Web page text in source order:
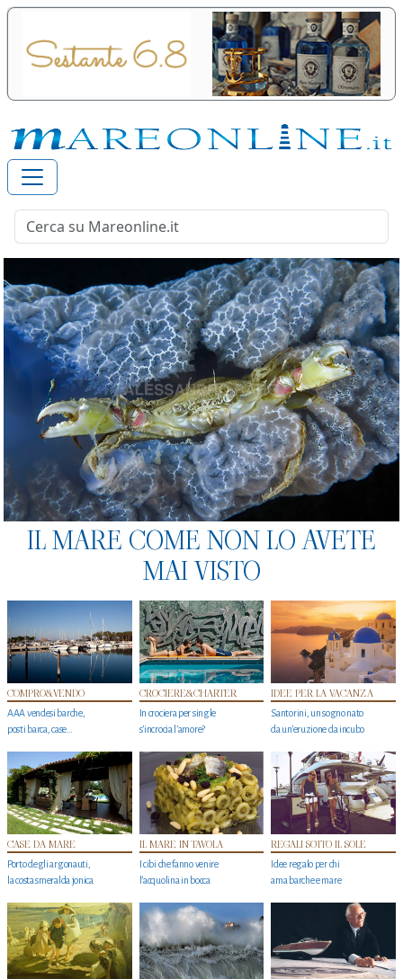
IL MARE COME NON LO AVETE
MAI VISTO
COMPRO&VENDO
AAA vendesi barche,
posti barca, case…
CROCIERE&CHARTER
In crociera per single
s'incrocia l’amore?
IDEE PER LA VACANZA
Santorini, un sogno nato
da un’eruzione da incubo
CASE DA MARE
Porto degli argonauti,
la costa smeralda jonica
IL MARE IN TAVOLA
I cibi che fanno venire
l’acquolina in bocca
REGALI SOTTO IL SOLE
Idee regalo per chi
ama barche e mare